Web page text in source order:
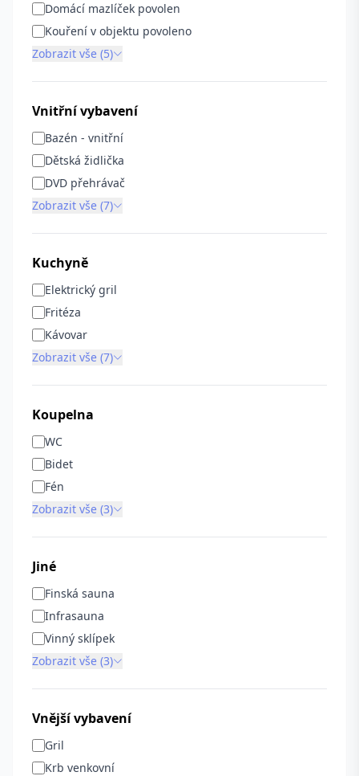
Domácí mazlíček povolen
Kouření v objektu povoleno
Zobrazit vše (5)
Vnitřní vybavení
Bazén - vnitřní
Dětská židlička
DVD přehrávač
Zobrazit vše (7)
Kuchyně
Elektrický gril
Fritéza
Kávovar
Zobrazit vše (7)
Koupelna
WC
Bidet
Fén
Zobrazit vše (3)
Jiné
Finská sauna
Infrasauna
Vinný sklípek
Zobrazit vše (3)
Vnější vybavení
Gril
Krb venkovní